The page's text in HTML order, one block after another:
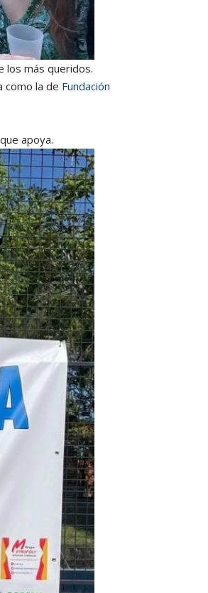
los más queridos.
como la de Fundación
apoya.